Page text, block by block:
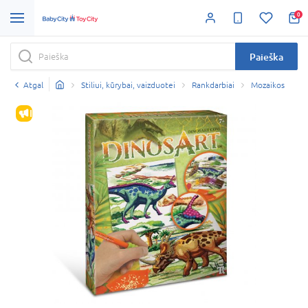
0
Paieška
Atgal Stiliui, kūrybai, vaizduotei Rankdarbiai Mozaikos
IŠPARDAVIMAS